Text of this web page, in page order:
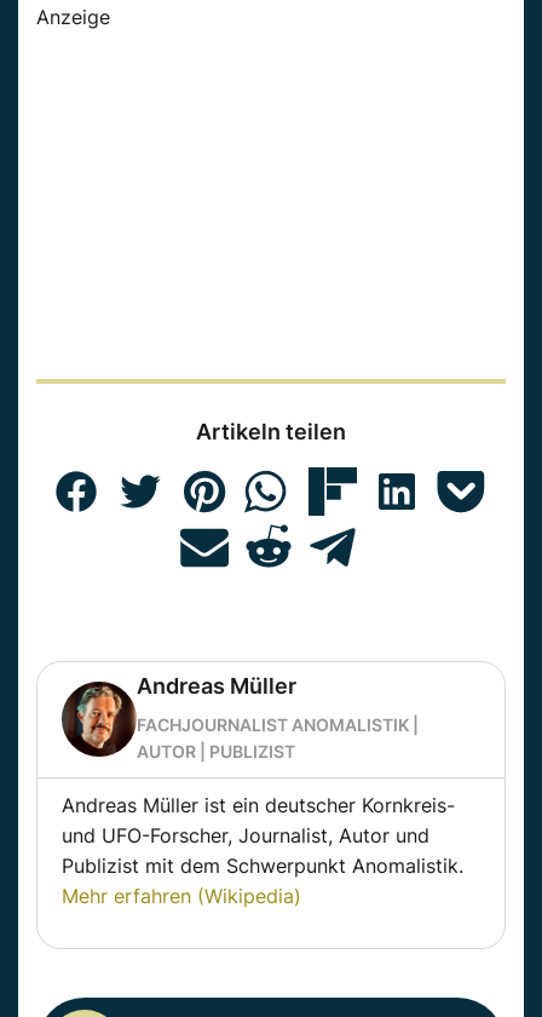
Anzeige
Artikeln teilen
Andreas Müller
FACHJOURNALIST ANOMALISTIK |
AUTOR | PUBLIZIST
Andreas Müller ist ein deutscher Kornkreis-
und UFO-Forscher, Journalist, Autor und
Publizist mit dem Schwerpunkt Anomalistik.
Mehr erfahren (Wikipedia)